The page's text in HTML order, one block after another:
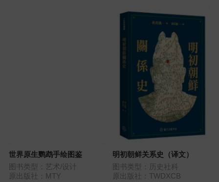
世界原生鹦鹉手绘图鉴
图书类型：艺术/设计
原出版社：MTY
明初朝鲜关系史（译文）
图书类型：历史社科
原出版社：TWDXCB